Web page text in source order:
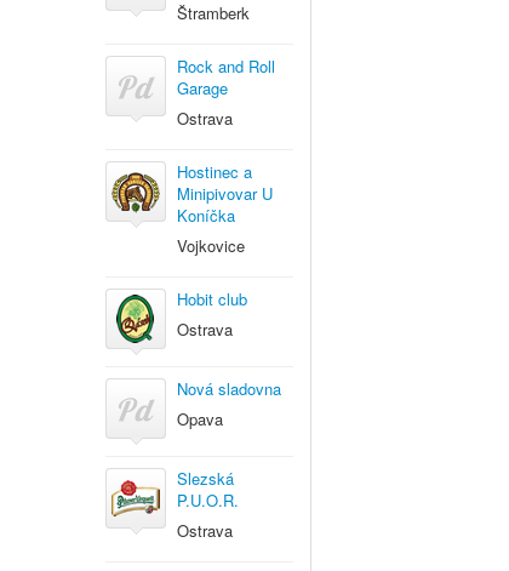
Štramberk
Rock and Roll
Garage
Ostrava
Hostinec a
Minipivovar U
Koníčka
Vojkovice
Hobit club
Ostrava
Nová sladovna
Opava
Slezská
P.U.O.R.
Ostrava